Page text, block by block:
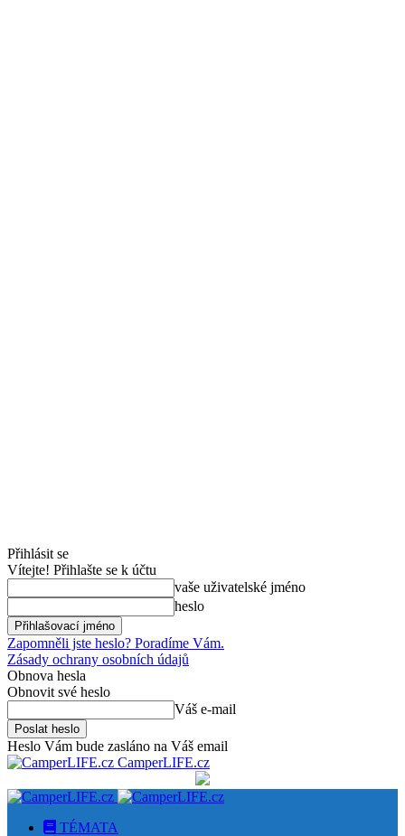
Přihlásit se
Vítejte! Přihlašte se k účtu
vaše uživatelské jméno
heslo
Zapomněli jste heslo? Poradíme Vám.
Zásady ochrany osobních údajů
Obnova hesla
Obnovit své heslo
Váš e-mail
Heslo Vám bude zasláno na Váš email
CamperLIFE.cz
TÉMATA